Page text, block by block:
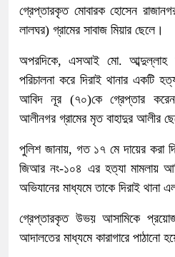
গ্রেপ্তারকৃত মোবারক হোসেন
লালঘর) গ্রামের সাবাজ মিয়ার ছেলে।
অপরদিকে, এসআই মো. আব্দুল্লাহ
পরিচালনা করে দিরাই থানার একটি
আবিদ নূর (৭০)কে গ্রেপ্তার
আলীনগর গ্রামের মৃত বাহাদুর আলীর
পুলিশ জানায়, গত ১৭ মে দায়ের করা
জিআর নং-১০৪ এর হত্যা মামলায়
অভিযানের মাধ্যমে তাকে দিরাই থানা
গ্রেপ্তারকৃত উভয় আসামিকে
আদালতের মাধ্যমে কারাগারে পাঠানো